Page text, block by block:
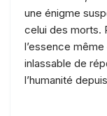
une énigme
celui des morts.
l’essence
inlassable de
l’humanité